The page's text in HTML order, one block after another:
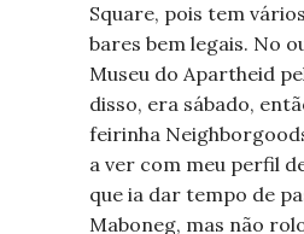
Square, pois tem
bares bem legais. No
Museu do Apartheid
disso, era sábado,
feirinha
a ver com meu perfil
que ia dar tempo de
Maboneg, mas não